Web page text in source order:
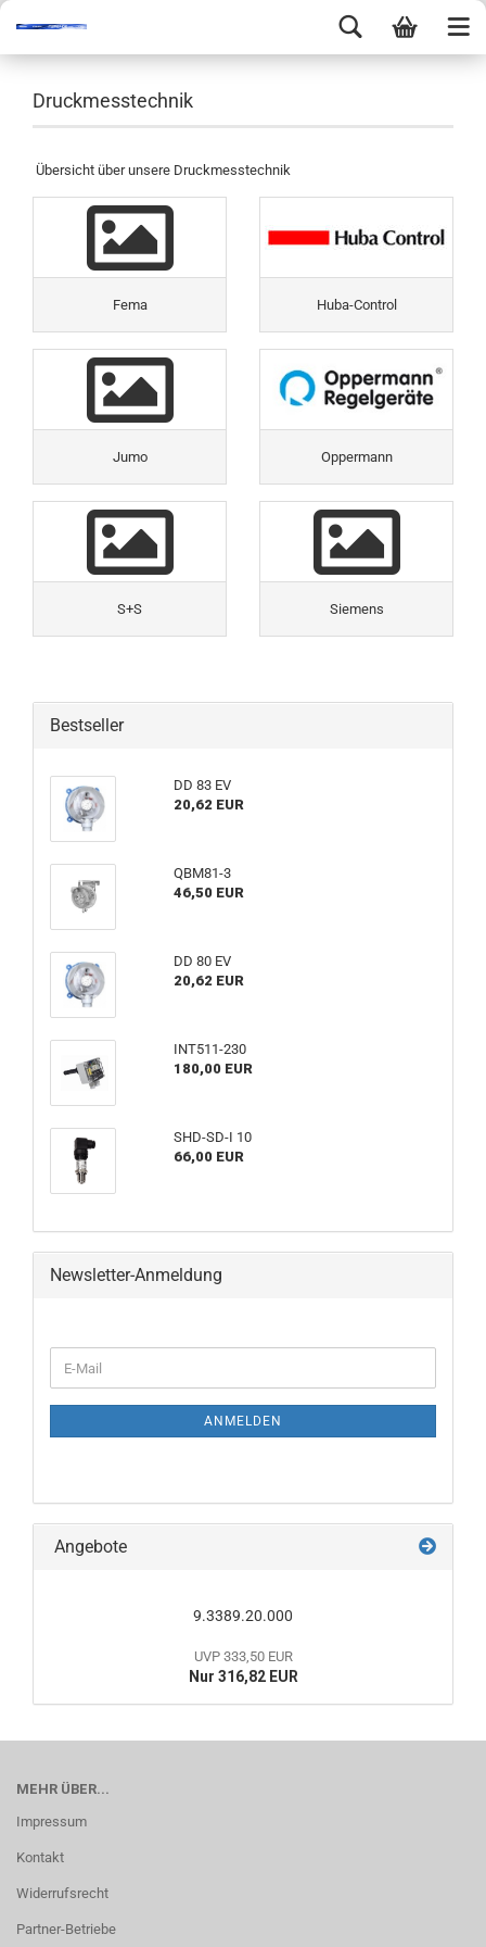
Druckmesstechnik
Übersicht über unsere Druckmesstechnik
Fema Huba-Control
Jumo Oppermann
S+S Siemens
Bestseller
DD 83 EV
20,62 EUR
QBM81-3
46,50 EUR
DD 80 EV
20,62 EUR
INT511-230
180,00 EUR
SHD-SD-I 10
66,00 EUR
Newsletter-Anmeldung
ANMELDEN
Angebote
9.3389.20.000
UVP 333,50 EUR
Nur 316,82 EUR
MEHR ÜBER...
Impressum
Kontakt
Widerrufsrecht
Partner-Betriebe